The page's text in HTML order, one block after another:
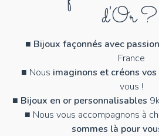
d'Or ?
■ Bijoux façonnés avec passion
France
■ Nous imaginons et créons
vous !
■ Bijoux en or personnalisables
■ Nous vous accompagnons à
sommes là pour